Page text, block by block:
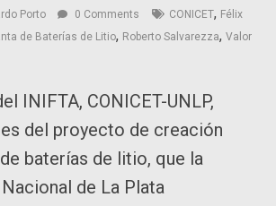
Porto 0 Comments CONICET, Félix
de Baterías de Litio, Roberto Salvarezza, Valor
INIFTA, CONICET-UNLP,
del proyecto de creación
baterías de litio, que la
de La Plata